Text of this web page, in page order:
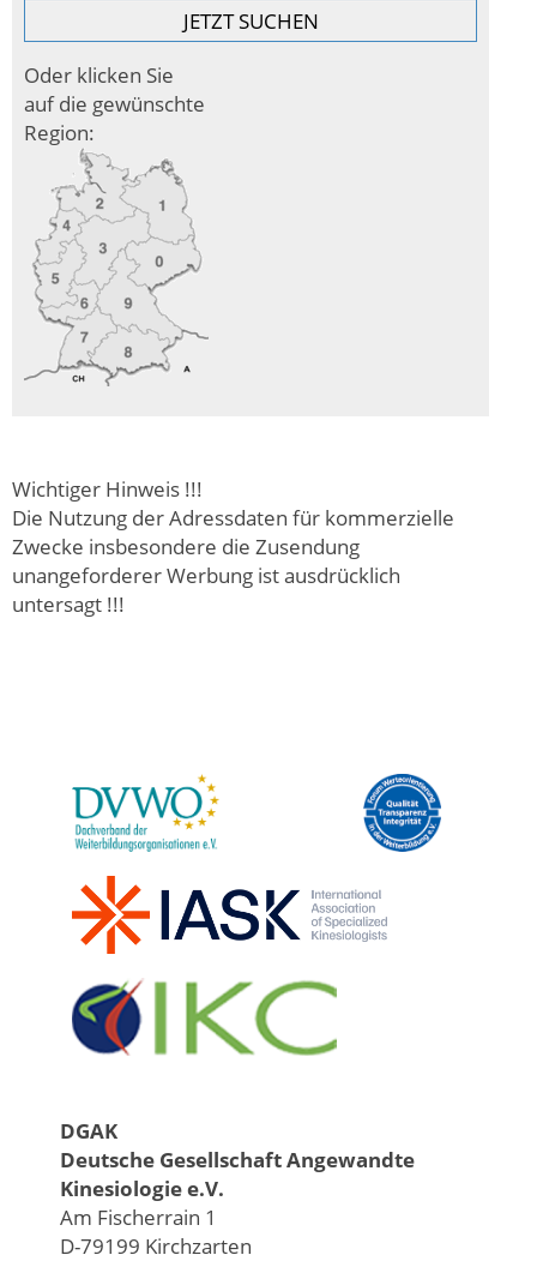
Oder klicken Sie
auf die gewünschte
Region:
Wichtiger Hinweis !!!
Die Nutzung der Adressdaten für kommerzielle
Zwecke insbesondere die Zusendung
unangeforderer Werbung ist ausdrücklich
untersagt !!!
DGAK
Deutsche Gesellschaft Angewandte
Kinesiologie e.V.
Am Fischerrain 1
D-79199 Kirchzarten